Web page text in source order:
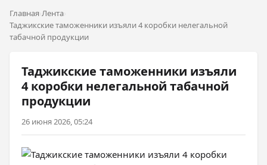
Главная Лента
Таджикские таможенники изъяли 4 коробки нелегальной
табачной продукции
Таджикские таможенники изъяли
4 коробки нелегальной табачной
продукции
26 июня 2026, 05:24